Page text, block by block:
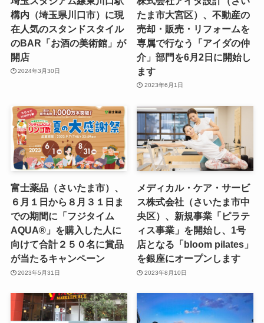
構内（埼玉県川口市）に現
在人気のスタンドスタイル
のBAR「お酒の美術館」が
開店
2024年3月30日
たま市大宮区）、不動産の
売却・販売・リフォームを
専属で行なう「アイダの仲
介」部門を6月2日に開始し
ます
2023年6月1日
富士薬品（さいたま市）、
６月１日から８月３１日ま
での期間に「フジタイム
AQUA®」を購入した人に
向けて合計２５０名に賞品
が当たるキャンペーン
2023年5月31日
メディカル・ケア・サービ
ス株式会社（さいたま市中
央区）、新規事業「ピラテ
ィス事業」を開始し、1号
店となる「bloom pilates」
を銀座にオープンします
2023年8月10日